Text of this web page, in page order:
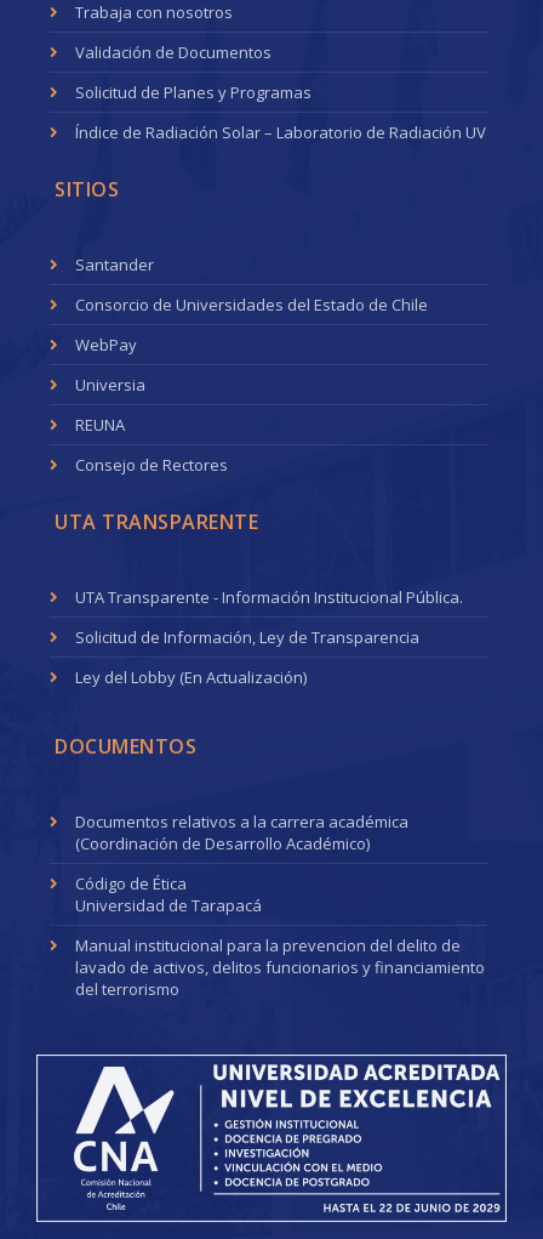
Trabaja con nosotros
Validación de Documentos
Solicitud de Planes y Programas
Índice de Radiación Solar – Laboratorio de Radiación UV
SITIOS
Santander
Consorcio de Universidades del Estado de Chile
WebPay
Universia
REUNA
Consejo de Rectores
UTA TRANSPARENTE
UTA Transparente - Información Institucional Pública.
Solicitud de Información, Ley de Transparencia
Ley del Lobby (En Actualización)
DOCUMENTOS
Documentos relativos a la carrera académica
(Coordinación de Desarrollo Académico)
Código de Ética
Universidad de Tarapacá
Manual institucional para la prevencion del delito de
lavado de activos, delitos funcionarios y financiamiento
del terrorismo